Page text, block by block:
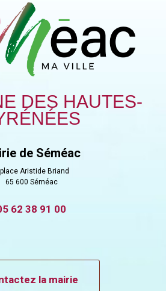
DES HAUTES-
de Séméac
Aristide Briand
65 600 Séméac
62 38 91 00
la mairie